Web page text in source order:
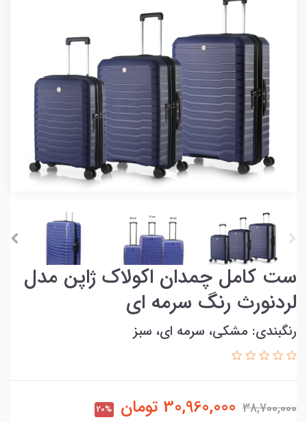
ست کامل چمدان اکولاک ژاپن مدل
لردنورث رنگ سرمه ای
رنگبندی: مشکی، سرمه ای، سبز
38,700,000
30,960,000 تومان 20%